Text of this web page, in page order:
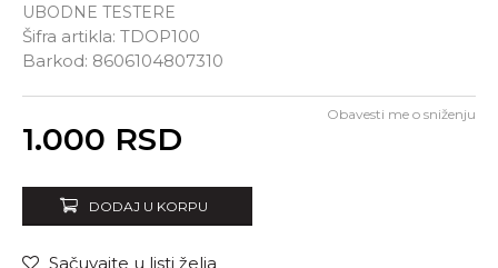
UBODNE TESTERE
Šifra artikla: TDOP100
Barkod: 8606104807310
1.000 RSD
Obavesti me o sniženju
DODAJ U KORPU
Sačuvajte u listi želja